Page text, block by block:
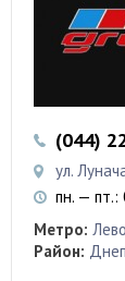
(044)
ул.
пн. —
Метро:
Район: